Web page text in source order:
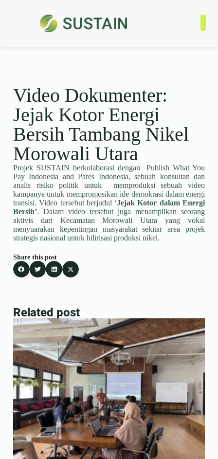
Video Dokumenter:
Jejak Kotor Energi
Bersih Tambang Nikel
Morowali Utara
Projek SUSTAIN berkolaborasi dengan Publish What You
Pay Indonesia and Pares Indonesia, sebuah konsultan dan
analis risiko politik untuk memproduksi sebuah video
kampanye untuk mempromosikan ide demokrasi dalam energi
transisi. Video tersebut berjudul ‘Jejak Kotor dalam Energi
Bersih’. Dalam video tersebut juga menampilkan seorang
aktivis dari Kecamatan Morowali Utara yang vokal
menyuarakan kepentingan masyarakat sekitar area projek
strategis nasional untuk hilirisasi produksi nikel.
Share this post
Related post